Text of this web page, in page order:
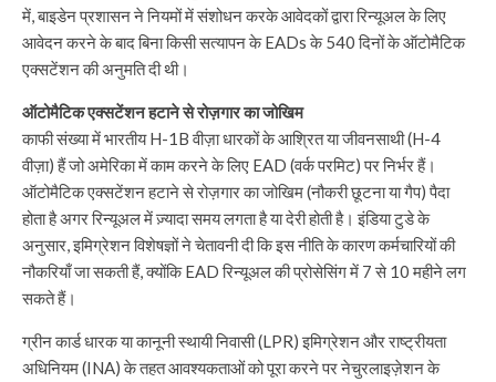
में, बाइडेन प्रशासन ने नियमों में संशोधन करके आवेदकों द्वारा रिन्यूअल के लिए
आवेदन करने के बाद बिना किसी सत्यापन के EADs के 540 दिनों के ऑटोमैटिक
एक्सटेंशन की अनुमति दी थी।
ऑटोमैटिक एक्सटेंशन हटाने से रोज़गार का जोखिम
काफी संख्या में भारतीय H-1B वीज़ा धारकों के आश्रित या जीवनसाथी (H-4
वीज़ा) हैं जो अमेरिका में काम करने के लिए EAD (वर्क परमिट) पर निर्भर हैं।
ऑटोमैटिक एक्सटेंशन हटाने से रोज़गार का जोखिम (नौकरी छूटना या गैप) पैदा
होता है अगर रिन्यूअल में ज़्यादा समय लगता है या देरी होती है। इंडिया टुडे के
अनुसार, इमिग्रेशन विशेषज्ञों ने चेतावनी दी कि इस नीति के कारण कर्मचारियों की
नौकरियाँ जा सकती हैं, क्योंकि EAD रिन्यूअल की प्रोसेसिंग में 7 से 10 महीने लग
सकते हैं।
ग्रीन कार्ड धारक या कानूनी स्थायी निवासी (LPR) इमिग्रेशन और राष्ट्रीयता
अधिनियम (INA) के तहत आवश्यकताओं को पूरा करने पर नेचुरलाइज़ेशन के